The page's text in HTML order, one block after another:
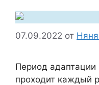
07.09.2022 от
Период
проходит каждый